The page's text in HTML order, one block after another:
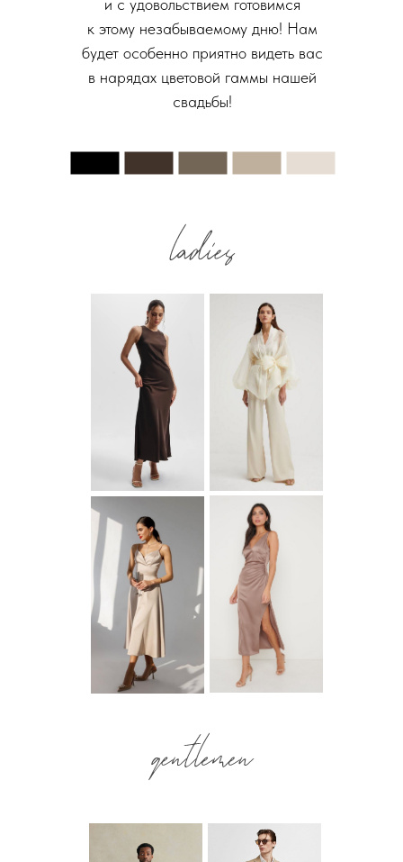
и с удовольствием готовимся
к этому незабываемому дню! Нам
будет особенно приятно видеть вас
в нарядах цветовой гаммы нашей
свадьбы!